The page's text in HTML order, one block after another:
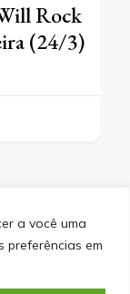
a você uma
preferências em
Rock
(24/3)
EQUIPE